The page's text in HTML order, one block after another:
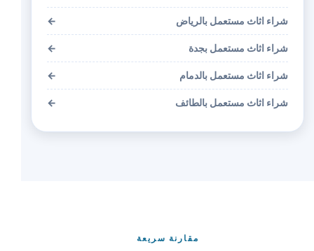
شراء اثاث مستعمل بالرياض ←
شراء اثاث مستعمل بجدة ←
شراء اثاث مستعمل بالدمام ←
شراء اثاث مستعمل بالطائف ←
مقارنة سريعة